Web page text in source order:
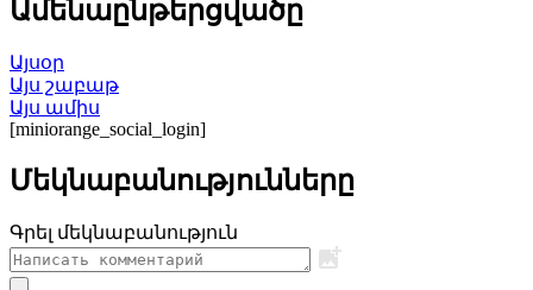
Ամենաընթերցվածը
Այսօր
Այս շաբաթ
Այս ամիս
[miniorange_social_login]
Մեկնաբանությունները
Գրել մեկնաբանություն